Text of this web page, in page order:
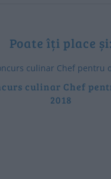
Poate îți place și:
culinar Chef
2018